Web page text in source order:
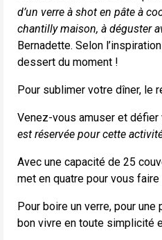
d’un verre à shot en pâte à
chantilly maison, à déguster
Bernadette. Selon
dessert du moment !
Pour sublimer votre dîner, le
Venez-vous amuser et défier
est réservée pour cette
Avec une capacité de 25
met en quatre pour vous
Pour boire un verre, pour
bon vivre en toute simplicité